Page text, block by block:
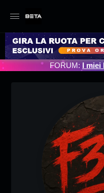
PROGRAMMATO 3/07/
FORUM: I miei